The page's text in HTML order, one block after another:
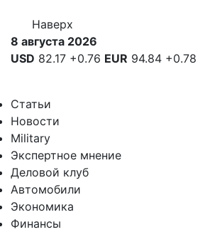
Наверх
8 августа 2026
USD 82.17 +0.76 EUR 94.84 +0.78
Статьи
Новости
Military
Экспертное мнение
Деловой клуб
Автомобили
Экономика
Финансы